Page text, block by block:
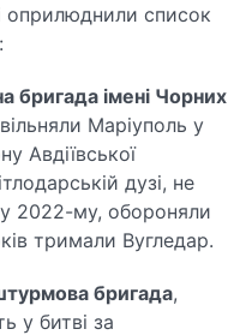
оприлюднили список
бригада імені Чорних
Маріуполь у
Авдіївської
дузі, не
2022-му, обороняли
тримали Вугледар.
бригада,
у битві за